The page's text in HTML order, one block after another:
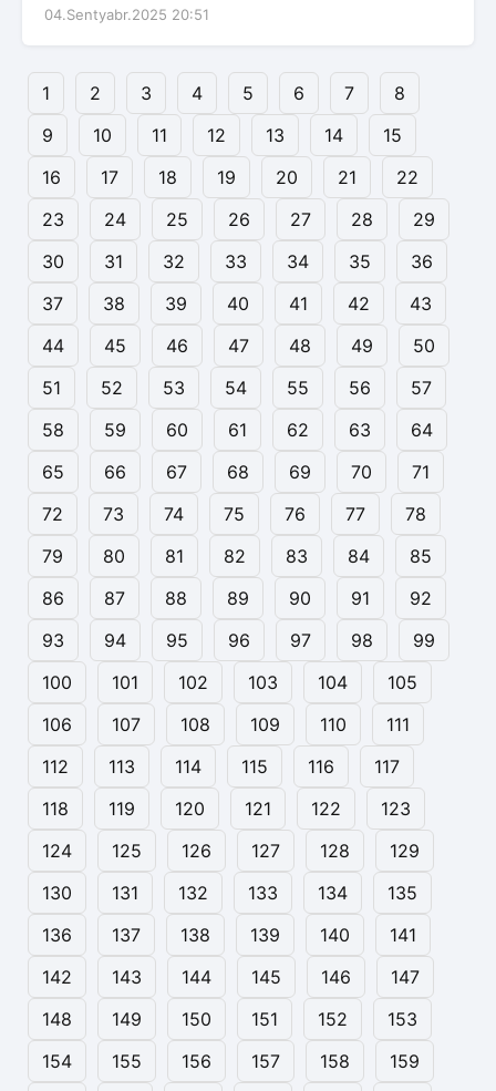
04.Sentyabr.2025 20:51
1 2 3 4 5 6 7
8
9
10 11 12 13 14
15
16
17 18 19 20 21
22
23
24 25 26 27 28
29
30
31 32 33 34 35
36
37
38 39 40 41 42
43
44
45 46 47 48 49
50
51
52 53 54 55 56
57
58
59 60 61 62 63
64
65
66 67 68 69 70
71
72
73 74 75 76 77
78
79
80 81 82 83 84
85
86
87 88 89 90 91
92
93
94 95 96 97 98
99
100
101 102 103 104
105
106
107 108 109 110
111
112
113 114 115 116
117
118
119 120 121 122
123
124
125 126 127 128
129
130
131 132 133 134
135
136
137 138 139 140
141
142
143 144 145 146
147
148
149 150 151 152
153
154
155 156 157 158
159